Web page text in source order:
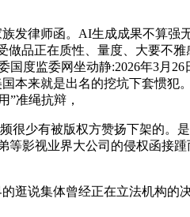
律师函。AI生成成果不算强
品正在质性、量度、大要不
度监委网坐动静:2026年3月
本来就是出名的挖坑下套惯犯
”准绳抗辩，
少有被版权方赞扬下架的。
影视业界大公司的侵权函接
说集体曾经正在立法机构的